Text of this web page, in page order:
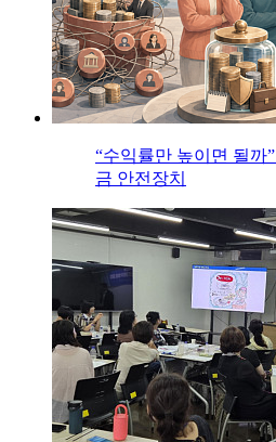
“수익률만 높이면 될까
금 안전장치